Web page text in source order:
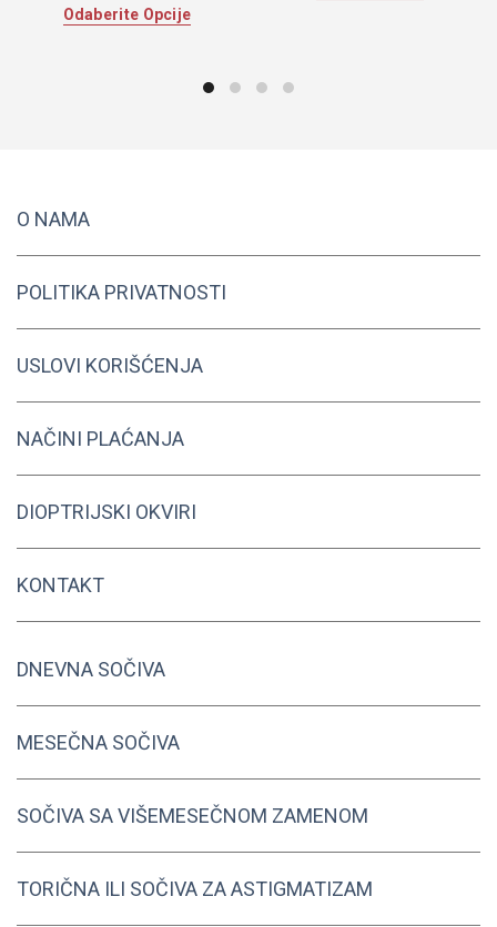
Odaberite OpcijeOvaj
više
stranici
proizvoda.
O NAMA
POLITIKA PRIVATNOSTI
USLOVI KORIŠĆENJA
NAČINI PLAĆANJA
DIOPTRIJSKI OKVIRI
KONTAKT
DNEVNA SOČIVA
MESEČNA SOČIVA
SOČIVA SA VIŠEMESEČNOM ZAMENOM
TORIČNA ILI SOČIVA ZA ASTIGMATIZAM